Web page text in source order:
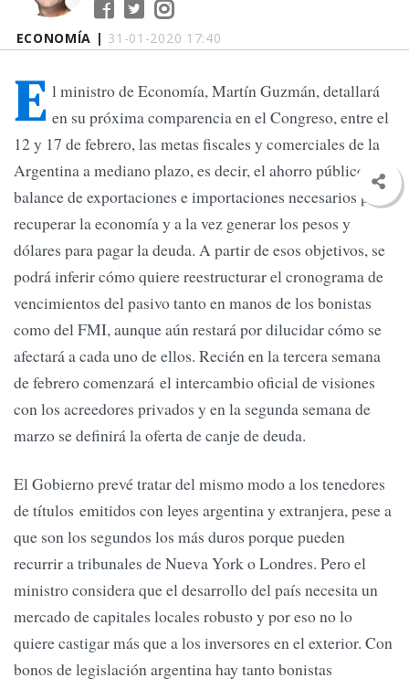
ECONOMÍA | 31-01-2020 17:40
E l ministro de Economía, Martín Guzmán, detallará
en su próxima comparencia en el Congreso, entre el
12 y 17 de febrero, las metas fiscales y comerciales de la
Argentina a mediano plazo, es decir, el ahorro público y el
balance de exportaciones e importaciones necesarios para
recuperar la economía y a la vez generar los pesos y
dólares para pagar la deuda. A partir de esos objetivos, se
podrá inferir cómo quiere reestructurar el cronograma de
vencimientos del pasivo tanto en manos de los bonistas
como del FMI, aunque aún restará por dilucidar cómo se
afectará a cada uno de ellos. Recién en la tercera semana
de febrero comenzará el intercambio oficial de visiones
con los acreedores privados y en la segunda semana de
marzo se definirá la oferta de canje de deuda.
El Gobierno prevé tratar del mismo modo a los tenedores
de títulos emitidos con leyes argentina y extranjera, pese a
que son los segundos los más duros porque pueden
recurrir a tribunales de Nueva York o Londres. Pero el
ministro considera que el desarrollo del país necesita un
mercado de capitales locales robusto y por eso no lo
quiere castigar más que a los inversores en el exterior. Con
bonos de legislación argentina hay tanto bonistas